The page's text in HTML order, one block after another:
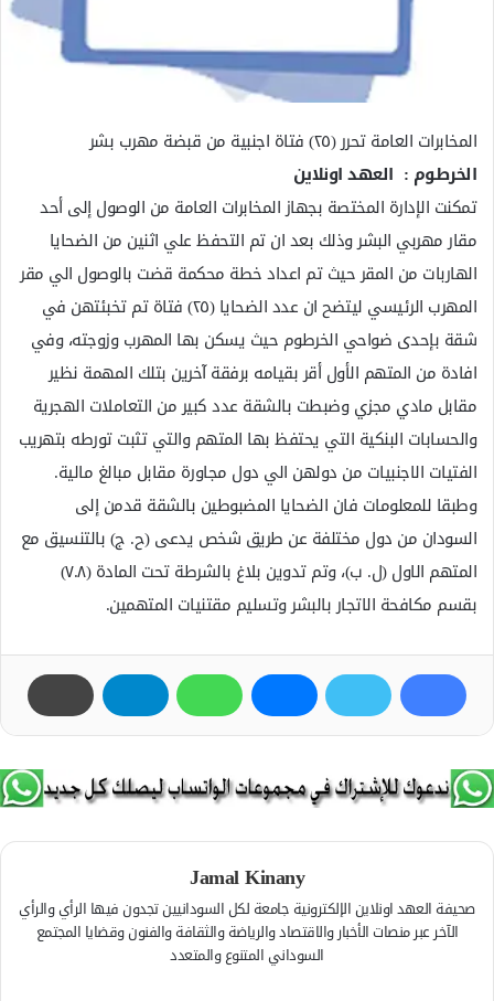
ي
ا
المخابرات العامة تحرر (٢٥) فتاة اجنبية من قبضة مهرب بشر
الخرطوم : العهد اونلاين
تمكنت الإدارة المختصة بجهاز المخابرات العامة من الوصول إلى أحد
مقار مهربي البشر وذلك بعد ان تم التحفظ علي اثنين من الضحايا
الهاربات من المقر حيث تم اعداد خطة محكمة قضت بالوصول الي مقر
المهرب الرئيسي ليتضح ان عدد الضحايا (٢٥) فتاة تم تخبئتهن في
شقة بإحدى ضواحي الخرطوم حيث يسكن بها المهرب وزوجته، وفي
افادة من المتهم الأول أقر بقيامه برفقة آخرين بتلك المهمة نظير
مقابل مادي مجزي وضبطت بالشقة عدد كبير من التعاملات الهجرية
والحسابات البنكية التي يحتفظ بها المتهم والتي تثبت تورطه بتهريب
الفتيات الاجنبيات من دولهن الي دول مجاورة مقابل مبالغ مالية.
وطبقا للمعلومات فان الضحايا المضبوطين بالشقة قدمن إلى
السودان من دول مختلفة عن طريق شخص يدعى (ح. ج) بالتنسيق مع
المتهم الاول (ل. ب)، وتم تدوين بلاغ بالشرطة تحت المادة (٧.٨)
بقسم مكافحة الاتجار بالبشر وتسليم مقتنيات المتهمين.
Jamal Kinany
صحيفة العهد اونلاين الإلكترونية جامعة لكل السودانيين تجدون فيها الرأي والرأي
الآخر عبر منصات الأخبار والاقتصاد والرياضة والثقافة والفنون وقضايا المجتمع
السوداني المتنوع والمتعدد